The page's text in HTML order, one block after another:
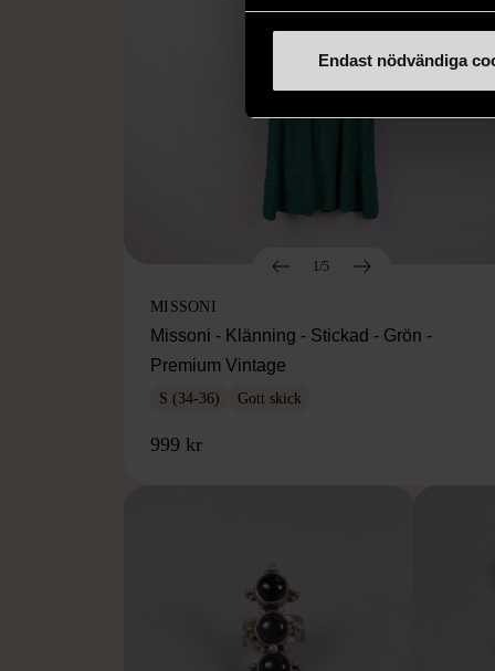
Endast nödvändiga
1/5
MISSONI
Missoni - Klänning - Stickad - Grön -
Premium Vintage
S (34-36) Gott skick
999 kr